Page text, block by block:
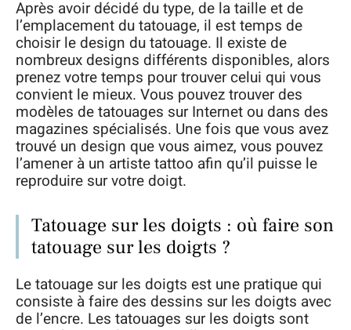
Après avoir décidé du type, de la taille et de
l’emplacement du tatouage, il est temps de
choisir le design du tatouage. Il existe de
nombreux designs différents disponibles, alors
prenez votre temps pour trouver celui qui vous
convient le mieux. Vous pouvez trouver des
modèles de tatouages sur Internet ou dans des
magazines spécialisés. Une fois que vous avez
trouvé un design que vous aimez, vous pouvez
l’amener à un artiste tattoo afin qu’il puisse le
reproduire sur votre doigt.
Tatouage sur les doigts : où faire son
tatouage sur les doigts ?
Le tatouage sur les doigts est une pratique qui
consiste à faire des dessins sur les doigts avec
de l’encre. Les tatouages sur les doigts sont